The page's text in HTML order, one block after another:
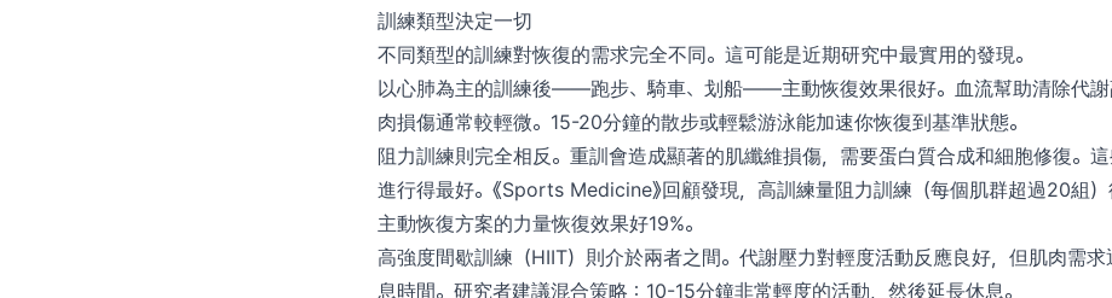
訓練類型決定一切
不同類型的訓練對恢復的需求完全不同。這可能是近期研究中最實用的發現。
以心肺為主的訓練後——跑步、騎車、划船——主動恢復效果很好。血流幫助清除代謝
肉損傷通常較輕微。15-20分鐘的散步或輕鬆游泳能加速你恢復到基準狀態。
阻力訓練則完全相反。重訓會造成顯著的肌纖維損傷，需要蛋白質合成和細胞修復。
進行得最好。《Sports Medicine》回顧發現，高訓練量阻力訓練（每個肌群超過20組
主動恢復方案的力量恢復效果好19%。
高強度間歇訓練（HIIT）則介於兩者之間。代謝壓力對輕度活動反應良好，但肌肉需
息時間。研究者建議混合策略：10-15分鐘非常輕度的活動，然後延長休息。